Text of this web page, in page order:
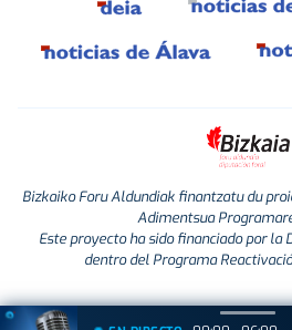
Bizkaiko Foru Aldundiak finantzatu du
Adimentsua
Este proyecto ha sido financiado por la
dentro del Programa